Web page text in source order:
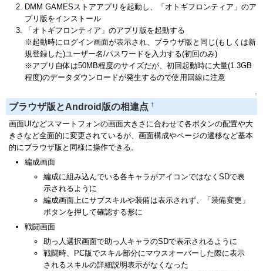
DMM GAMESストアアプリを起動し、「オトギフロンティア」のア
プリ版をインストール
「オトギフロンティア」のアプリ版を起動する
※起動時にログイン画面が表示され、ブラウザ版と同じ(もしくは新
規登録した)ユーザー名/パスワードを入力する(初回のみ)
※アプリ自体は50MB程度のサイズだが、初回起動時に大量(1.3GB
程度)のデータダウンロードが発生するので使用回線に注意
↑
ブラウザ版とAndroid版の相違点 †
画面UIなどスマートフォンの画面大きさに合わせて各ボタンの配置や大
きさなど全面的に変更されているが、画面構成やページの遷移など基本
的にブラウザ版と同様に操作できる。
編成画面
編成に組み込んでいる各キャラがアイコンではなくSDで表
示されるように
編成画面上にサブスキルや装備は表示されず、「装備変更」
ボタンを押して確認する形に
戦闘画面
助っ人選択画面で助っ人キャラのSDで表示されるように
戦闘時、PC版でスキル部分にマウスオーバーした際に表示
されるスキルの詳細説明表示がなくなった